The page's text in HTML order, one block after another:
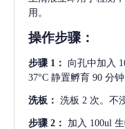
用。
操作步骤：
步骤 1： 向孔中加入
37°C 静置孵育 90 分钟
洗板： 洗板 2 次。不
步骤 2： 加入 100ul